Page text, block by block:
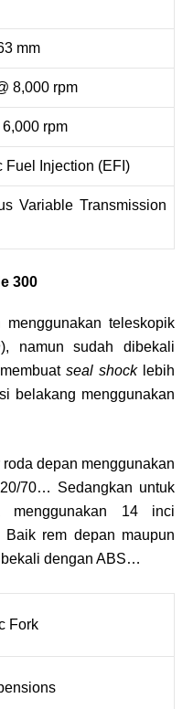
mm
8,000 rpm
rpm
Fuel Injection (EFI)
Variable Transmission
300
teleskopik
), namun sudah dibekali
seal shocklebih
belakang menggunakan
depan menggunakan
70… Sedangkan untuk
menggunakan 14 inci
rem depan maupun
dengan ABS…
Fork